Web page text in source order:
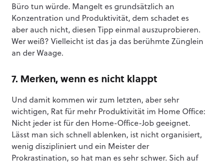
Büro tun würde. Mangelt es grundsätzlich an
Konzentration und Produktivität, dem schadet es
aber auch nicht, diesen Tipp einmal auszuprobieren.
Wer weiß? Vielleicht ist das ja das berühmte Zünglein
an der Waage.
7. Merken, wenn es nicht klappt
Und damit kommen wir zum letzten, aber sehr
wichtigen, Rat für mehr Produktivität im Home Office:
Nicht jeder ist für den Home-Office-Job geeignet.
Lässt man sich schnell ablenken, ist nicht organisiert,
wenig diszipliniert und ein Meister der
Prokrastination, so hat man es sehr schwer. Sich auf